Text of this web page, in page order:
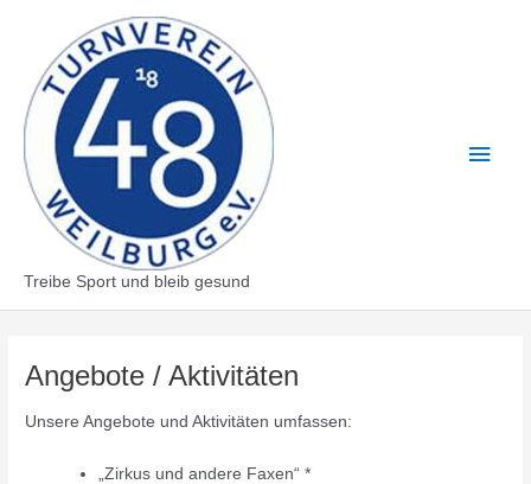
springen
Treibe Sport und bleib gesund
Angebote / Aktivitäten
Unsere Angebote und Aktivitäten umfassen:
„Zirkus und andere Faxen“ *